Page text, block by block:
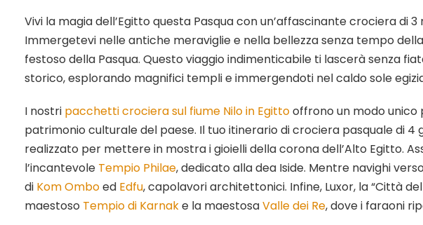
Vivi la magia dell’Egitto questa Pasqua con un’affascinante crociera di 3
Immergetevi nelle antiche meraviglie e nella bellezza senza tempo
festoso della Pasqua. Questo viaggio indimenticabile ti lascerà senza
storico, esplorando magnifici templi e immergendoti nel caldo sole
I nostri pacchetti crociera sul fiume Nilo in Egittooffrono un modo
patrimonio culturale del paese. Il tuo itinerario di crociera pasquale di 4
realizzato per mettere in mostra i gioielli della corona dell’Alto Egitto.
l’incantevole Tempio Philae, dedicato alla dea Iside. Mentre navighi
di Kom Omboed Edfu, capolavori architettonici. Infine, Luxor, la “Città
maestoso Tempio di Karnake la maestosaValle dei Re, dove i faraoni